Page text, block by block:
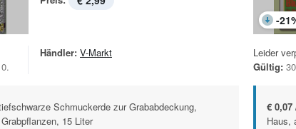
Händler: V-Markt
Schmuckerde zur Grababdeckung,
15 Liter
-21
Leider
Gültig:
€ 0,07
Haus,